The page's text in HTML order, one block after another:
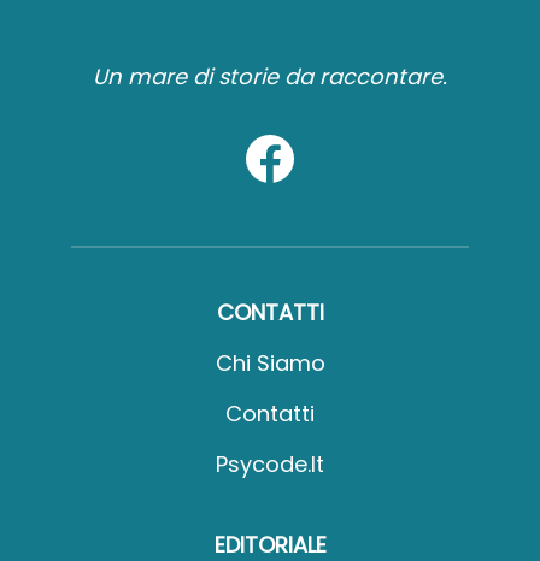
Un mare di storie da raccontare.
CONTATTI
Chi Siamo
Contatti
Psycode.it
EDITORIALE